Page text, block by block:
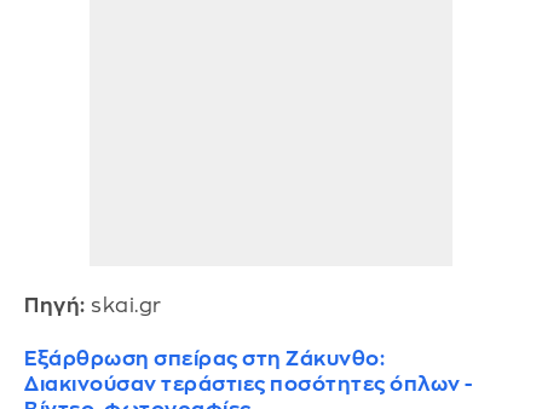
Πηγή: skai.gr
Εξάρθρωση σπείρας στη Ζάκυνθο:
Διακινούσαν τεράστιες ποσότητες όπλων -